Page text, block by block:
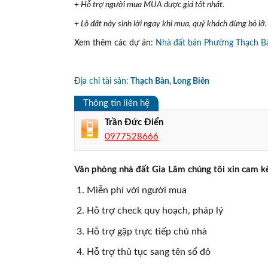
+ Hỗ trợ người mua MUA được giá tốt nhất.
+ Lô đất này sinh lời ngay khi mua, quý khách đừng bỏ lỡ.
Xem thêm các dự án: Nhà đất bán Phường Thạch
Địa chỉ tài sản: Thạch Bàn, Long Biên
Thông tin liên hệ
Trần Đức Điển
0977528666
Văn phòng nhà đất Gia Lâm chúng tôi xin cam
Miễn phí với người mua
Hỗ trợ check quy hoạch, pháp lý
Hỗ trợ gặp trực tiếp chủ nhà
Hỗ trợ thủ tục sang tên sổ đỏ